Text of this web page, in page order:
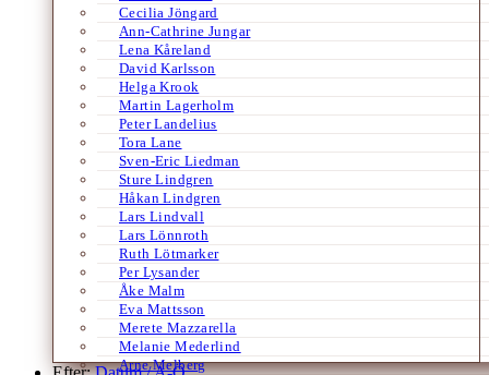
Cecilia Jöngard
Ann-Cathrine Jungar
Lena Kåreland
David Karlsson
Helga Krook
Martin Lagerholm
Peter Landelius
Tora Lane
Sven-Eric Liedman
Sture Lindgren
Håkan Lindgren
Lars Lindvall
Lars Lönnroth
Ruth Lötmarker
Per Lysander
Åke Malm
Eva Mattsson
Merete Mazzarella
Melanie Mederlind
Arne Melberg